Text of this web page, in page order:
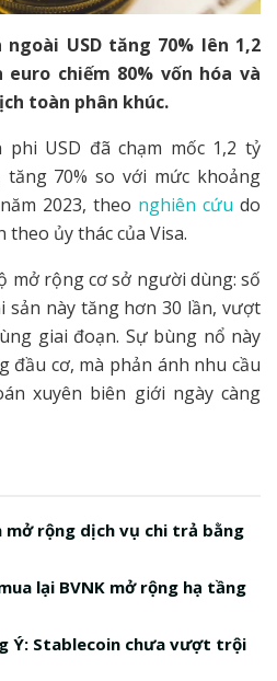
USD tăng 70% lên 1,2
chiếm 80% vốn hóa và
toàn phân khúc.
phi USD đã chạm mốc 1,2 tỷ
tăng 70% so với mức khoảng
2023, theo nghiên cứu do
ủy thác của Visa.
mở rộng cơ sở người dùng: số
sản này tăng hơn 30 lần, vượt
giai đoạn. Sự bùng nổ này
cơ, mà phản ánh nhu cầu
xuyên biên giới ngày càng
mở rộng dịch vụ chi trả bằng
lại BVNK mở rộng hạ tầng
Ý: Stablecoin chưa vượt trội